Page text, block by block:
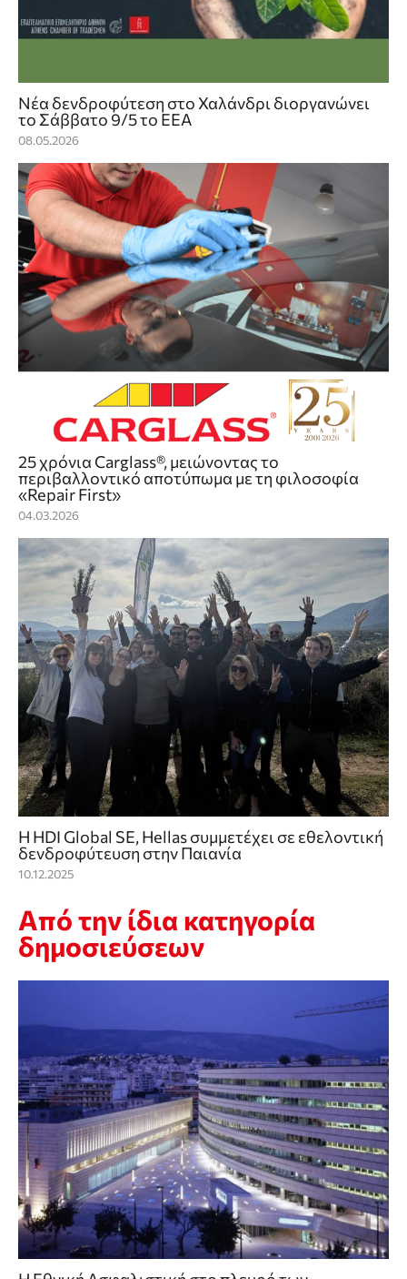
Νέα δενδροφύτεση στο Χαλάνδρι διοργανώνει
το Σάββατο 9/5 το ΕΕΑ
08.05.2026
25 χρόνια Carglass®, μειώνοντας το
περιβαλλοντικό αποτύπωμα με τη φιλοσοφία
«Repair First»
04.03.2026
Η HDI Global SE, Hellas συμμετέχει σε εθελοντική
δενδροφύτευση στην Παιανία
10.12.2025
Από την ίδια κατηγορία
δημοσιεύσεων